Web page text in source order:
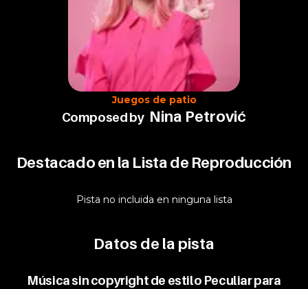
Juegos de patio
Composed by Nina Petrović
Destacado en la Lista de Reproducción
Pista no incluida en ninguna lista
Datos de la pista
Música sin copyright de estilo Peculiar para